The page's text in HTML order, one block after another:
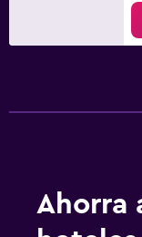
Ahorra